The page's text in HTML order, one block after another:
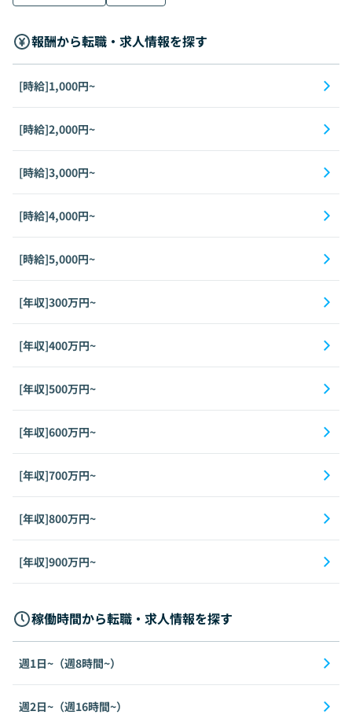
報酬から転職・求人情報を探す
[時給]1,000円~
[時給]2,000円~
[時給]3,000円~
[時給]4,000円~
[時給]5,000円~
[年収]300万円~
[年収]400万円~
[年収]500万円~
[年収]600万円~
[年収]700万円~
[年収]800万円~
[年収]900万円~
稼働時間から転職・求人情報を探す
週1日~（週8時間~）
週2日~（週16時間~）